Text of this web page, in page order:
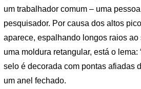
um trabalhador comum – uma
pesquisador. Por causa dos altos
aparece, espalhando longos raios ao
uma moldura retangular, está o lema:
selo é decorada com pontas afiadas
um anel fechado.